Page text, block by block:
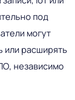
под
могут
или расширять
независимо